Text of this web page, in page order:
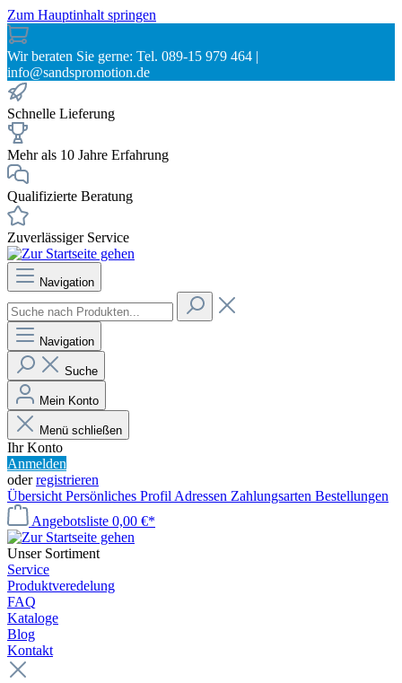
Zum Hauptinhalt springen
Wir beraten Sie gerne: Tel. 089-15 979 464 |
info@sandspromotion.de
Schnelle Lieferung
Mehr als 10 Jahre Erfahrung
Qualifizierte Beratung
Zuverlässiger Service
Navigation
Navigation
Suche
Mein Konto
Menü schließen
Ihr Konto
Anmelden
oderregistrieren
Übersicht Persönliches Profil Adressen Zahlungsarten Bestellungen
Angebotsliste 0,00 €*
Unser Sortiment
Service
Produktveredelung
FAQ
Kataloge
Blog
Kontakt